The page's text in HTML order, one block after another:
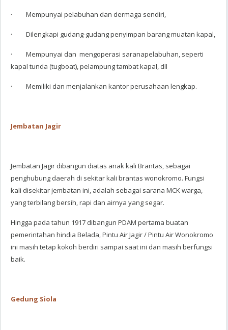
· Mempunyai pelabuhan dan dermaga sendiri,
· Dilengkapi gudang-gudang penyimpan barang muatan kapal,
· Mempunyai dan mengoperasi saranapelabuhan, seperti
kapal tunda (tugboat), pelampung tambat kapal, dll
· Memiliki dan menjalankan kantor perusahaan lengkap.
Jembatan Jagir
Jembatan Jagir dibangun diatas anak kali Brantas, sebagai
penghubung daerah di sekitar kali brantas wonokromo. Fungsi
kali disekitar jembatan ini, adalah sebagai sarana MCK warga,
yang terbilang bersih, rapi dan airnya yang segar.
Hingga pada tahun 1917 dibangun PDAM pertama buatan
pemerintahan hindia Belada, Pintu Air Jagir / Pintu Air Wonokromo
ini masih tetap kokoh berdiri sampai saat ini dan masih berfungsi
baik.
Gedung Siola